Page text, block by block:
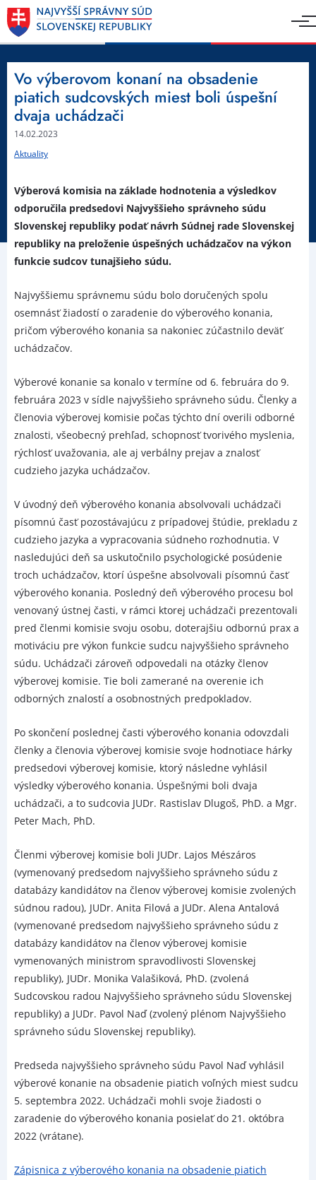
Vo výberovom konaní na obsadenie
piatich sudcovských miest boli úspešní
dvaja uchádzači
14.02.2023
Aktuality
Výberová komisia na základe hodnotenia a výsledkov
odporučila predsedovi Najvyššieho správneho súdu
Slovenskej republiky podať návrh Súdnej rade Slovenskej
republiky na preloženie úspešných uchádzačov na výkon
funkcie sudcov tunajšieho súdu.
Najvyššiemu správnemu súdu bolo doručených spolu
osemnásť žiadostí o zaradenie do výberového konania,
pričom výberového konania sa nakoniec zúčastnilo deväť
uchádzačov.
Výberové konanie sa konalo v termíne od 6. februára do 9.
februára 2023 v sídle najvyššieho správneho súdu. Členky a
členovia výberovej komisie počas týchto dní overili odborné
znalosti, všeobecný prehľad, schopnosť tvorivého myslenia,
rýchlosť uvažovania, ale aj verbálny prejav a znalosť
cudzieho jazyka uchádzačov.
V úvodný deň výberového konania absolvovali uchádzači
písomnú časť pozostávajúcu z prípadovej štúdie, prekladu z
cudzieho jazyka a vypracovania súdneho rozhodnutia. V
nasledujúci deň sa uskutočnilo psychologické posúdenie
troch uchádzačov, ktorí úspešne absolvovali písomnú časť
výberového konania. Posledný deň výberového procesu bol
venovaný ústnej časti, v rámci ktorej uchádzači prezentovali
pred členmi komisie svoju osobu, doterajšiu odbornú prax a
motiváciu pre výkon funkcie sudcu najvyššieho správneho
súdu. Uchádzači zároveň odpovedali na otázky členov
výberovej komisie. Tie boli zamerané na overenie ich
odborných znalostí a osobnostných predpokladov.
Po skončení poslednej časti výberového konania odovzdali
členky a členovia výberovej komisie svoje hodnotiace hárky
predsedovi výberovej komisie, ktorý následne vyhlásil
výsledky výberového konania. Úspešnými boli dvaja
uchádzači, a to sudcovia JUDr. Rastislav Dlugoš, PhD. a Mgr.
Peter Mach, PhD.
Členmi výberovej komisie boli JUDr. Lajos Mészáros
(vymenovaný predsedom najvyššieho správneho súdu z
databázy kandidátov na členov výberovej komisie zvolených
súdnou radou), JUDr. Anita Filová a JUDr. Alena Antalová
(vymenované predsedom najvyššieho správneho súdu z
databázy kandidátov na členov výberovej komisie
vymenovaných ministrom spravodlivosti Slovenskej
republiky), JUDr. Monika Valašiková, PhD. (zvolená
Sudcovskou radou Najvyššieho správneho súdu Slovenskej
republiky) a JUDr. Pavol Naď (zvolený plénom Najvyššieho
správneho súdu Slovenskej republiky).
Predseda najvyššieho správneho súdu Pavol Naď vyhlásil
výberové konanie na obsadenie piatich voľných miest sudcu
5. septembra 2022. Uchádzači mohli svoje žiadosti o
zaradenie do výberového konania posielať do 21. októbra
2022 (vrátane).
Zápisnica z výberového konania na obsadenie piatich